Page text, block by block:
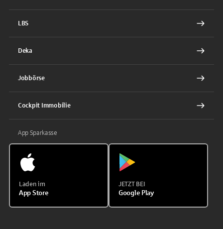
LBS
Deka
Jobbörse
Cockpit Immobilie
App Sparkasse
Laden im
App Store
JETZT BEI
Google Play